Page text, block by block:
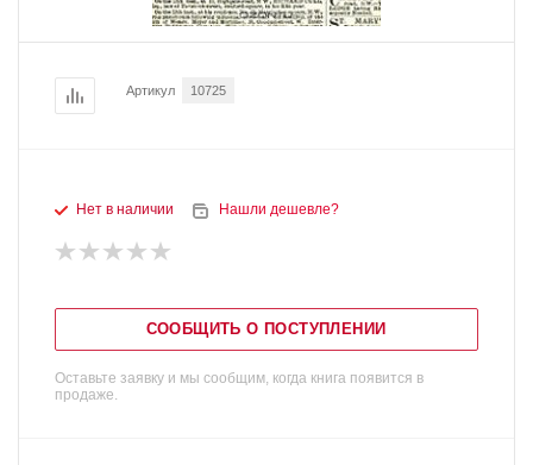
Артикул 10725
Нет в наличии Нашли дешевле?
СООБЩИТЬ О ПОСТУПЛЕНИИ
Оставьте заявку и мы сообщим, когда книга появится в
продаже.